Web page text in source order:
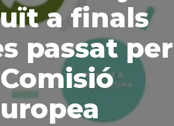
a finals
passat per